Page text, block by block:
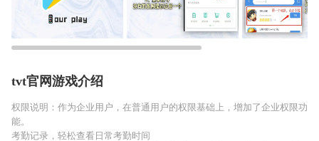
tvt官网游戏介绍
权限说明：作为企业用户，在普通用户的权限基础上，增加了企业权限功
能。
考勤记录，轻松查看日常考勤时间